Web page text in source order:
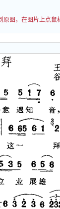
原图，在图片上点